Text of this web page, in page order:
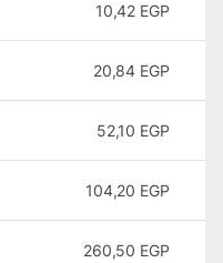
10,42 EGP
20,84 EGP
52,10 EGP
104,20 EGP
260,50 EGP